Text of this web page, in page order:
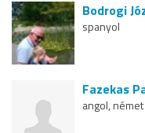
Bodrogi
spanyol
Fazekas
angol, német